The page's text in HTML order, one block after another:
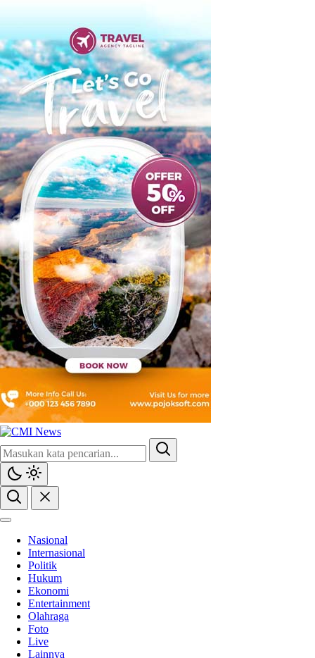
Nasional
Internasional
Politik
Hukum
Ekonomi
Entertainment
Olahraga
Foto
Live
Lainnya